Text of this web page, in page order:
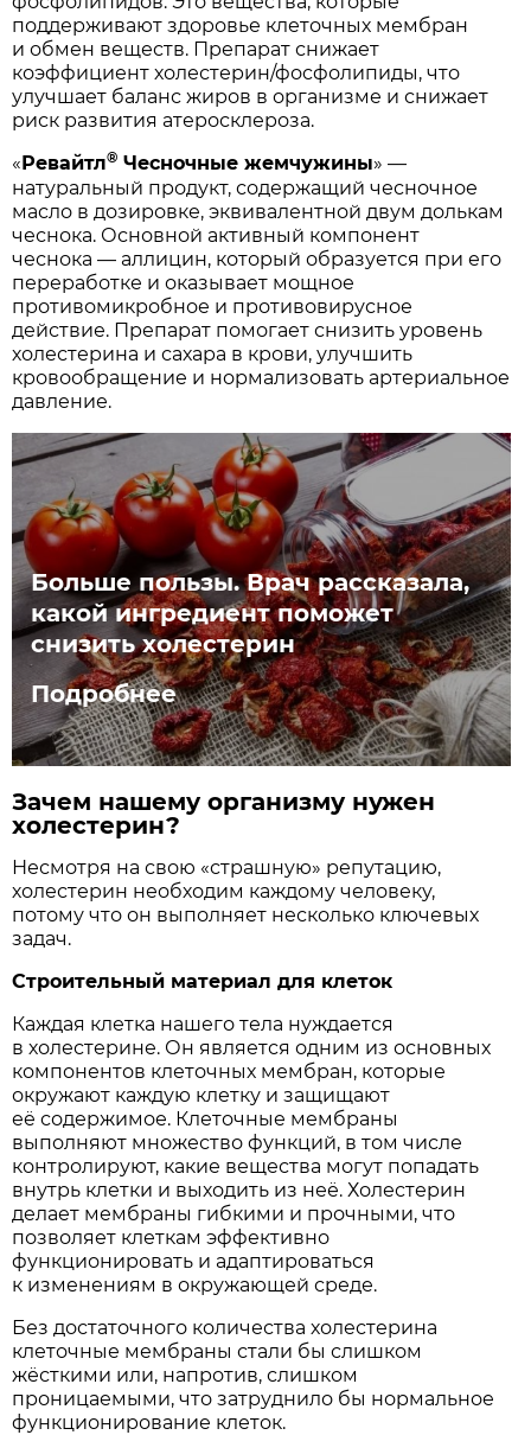
поддерживают здоровье клеточных мембран
и обмен веществ. Препарат снижает
коэффициент холестерин/фосфолипиды, что
улучшает баланс жиров в организме и снижает
риск развития атеросклероза.
«Ревайтл® Чесночные жемчужины» —
натуральный продукт, содержащий чесночное
масло в дозировке, эквивалентной двум долькам
чеснока. Основной активный компонент
чеснока — аллицин, который образуется при его
переработке и оказывает мощное
противомикробное и противовирусное
действие. Препарат помогает снизить уровень
холестерина и сахара в крови, улучшить
кровообращение и нормализовать артериальное
давление.
Больше пользы. Врач рассказала,
какой ингредиент поможет
снизить холестерин
Подробнее
Зачем нашему организму нужен
холестерин?
Несмотря на свою «страшную» репутацию,
холестерин необходим каждому человеку,
потому что он выполняет несколько ключевых
задач.
Строительный материал для клеток
Каждая клетка нашего тела нуждается
в холестерине. Он является одним из основных
компонентов клеточных мембран, которые
окружают каждую клетку и защищают
её содержимое. Клеточные мембраны
выполняют множество функций, в том числе
контролируют, какие вещества могут попадать
внутрь клетки и выходить из неё. Холестерин
делает мембраны гибкими и прочными, что
позволяет клеткам эффективно
функционировать и адаптироваться
к изменениям в окружающей среде.
Без достаточного количества холестерина
клеточные мембраны стали бы слишком
жёсткими или, напротив, слишком
проницаемыми, что затруднило бы нормальное
функционирование клеток.